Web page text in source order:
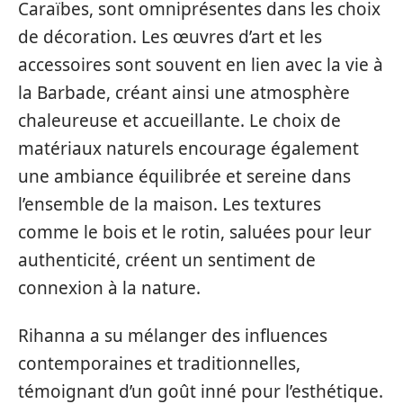
Caraïbes, sont omniprésentes dans les choix
de décoration. Les œuvres d’art et les
accessoires sont souvent en lien avec la vie à
la Barbade, créant ainsi une atmosphère
chaleureuse et accueillante. Le choix de
matériaux naturels encourage également
une ambiance équilibrée et sereine dans
l’ensemble de la maison. Les textures
comme le bois et le rotin, saluées pour leur
authenticité, créent un sentiment de
connexion à la nature.
Rihanna a su mélanger des influences
contemporaines et traditionnelles,
témoignant d’un goût inné pour l’esthétique.